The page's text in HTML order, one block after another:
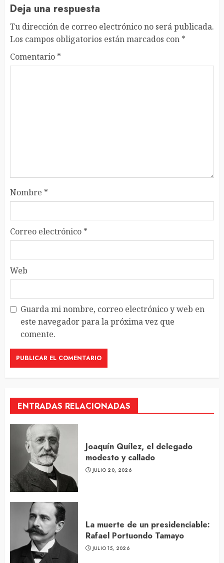
Deja una respuesta
Tu dirección de correo electrónico no será publicada.
Los campos obligatorios están marcados con *
Comentario *
Nombre *
Correo electrónico *
Web
Guarda mi nombre, correo electrónico y web en
este navegador para la próxima vez que
comente.
ENTRADAS RELACIONADAS
Joaquín Quílez, el delegado
modesto y callado
JULIO 20, 2026
La muerte de un presidenciable:
Rafael Portuondo Tamayo
JULIO 15, 2026